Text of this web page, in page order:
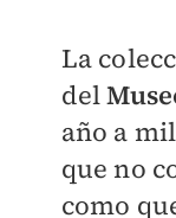
La
del
año a
que no
como